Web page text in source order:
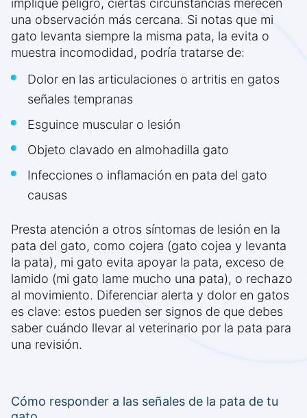
implique peligro, ciertas circunstancias merecen
una observación más cercana. Si notas que mi
gato levanta siempre la misma pata, la evita o
muestra incomodidad, podría tratarse de:
Dolor en las articulaciones o artritis en gatos
señales tempranas
Esguince muscular o lesión
Objeto clavado en almohadilla gato
Infecciones o inflamación en pata del gato
causas
Presta atención a otros síntomas de lesión en la
pata del gato, como cojera (gato cojea y levanta
la pata), mi gato evita apoyar la pata, exceso de
lamido (mi gato lame mucho una pata), o rechazo
al movimiento. Diferenciar alerta y dolor en gatos
es clave: estos pueden ser signos de que debes
saber cuándo llevar al veterinario por la pata para
una revisión.
Cómo responder a las señales de la pata de tu